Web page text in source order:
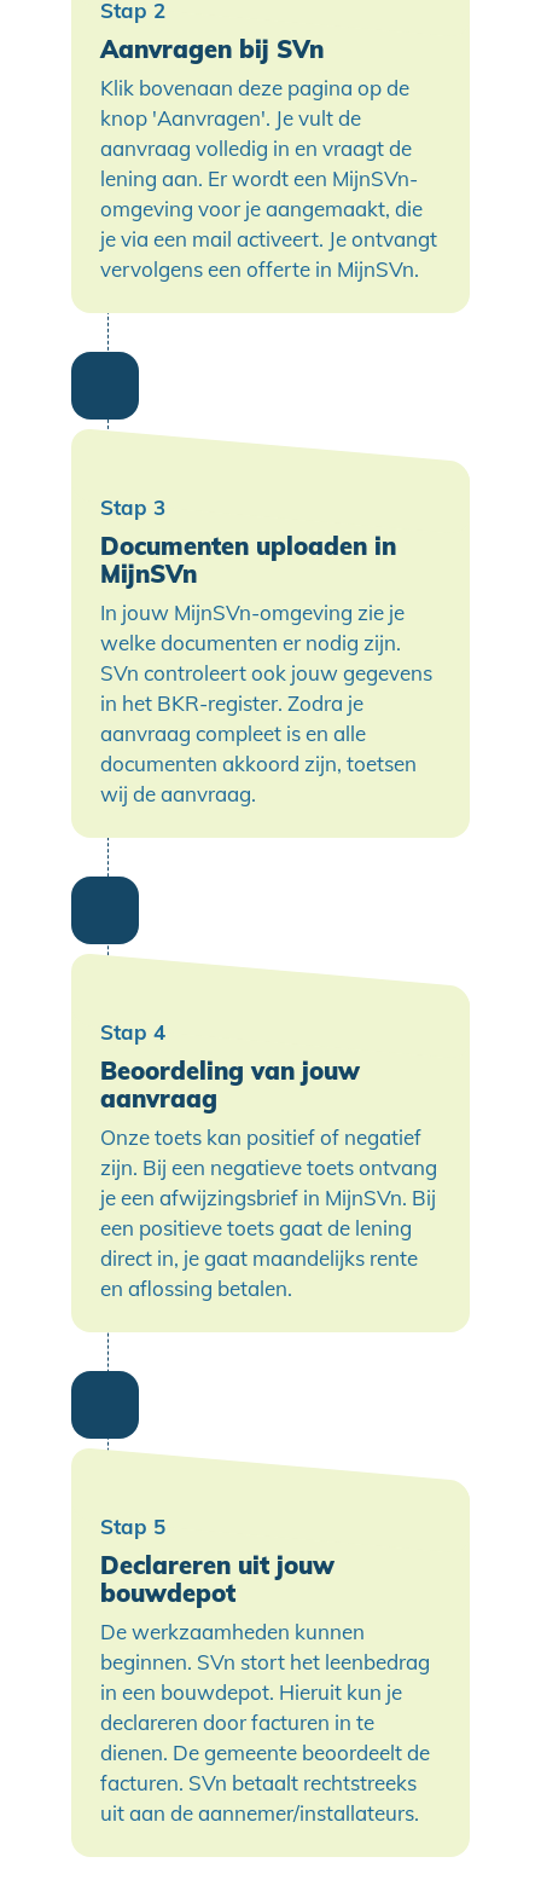
Aanvragen bij SVn
Klik bovenaan deze pagina op de
knop 'Aanvragen'. Je vult de
aanvraag volledig in en vraagt de
lening aan. Er wordt een MijnSVn-
omgeving voor je aangemaakt, die
je via een mail activeert. Je ontvangt
vervolgens een offerte in MijnSVn.
Documenten uploaden in
MijnSVn
In jouw MijnSVn-omgeving zie je
welke documenten er nodig zijn.
SVn controleert ook jouw gegevens
in het BKR-register. Zodra je
aanvraag compleet is en alle
documenten akkoord zijn, toetsen
wij de aanvraag.
Beoordeling van jouw
aanvraag
Onze toets kan positief of negatief
zijn. Bij een negatieve toets ontvang
je een afwijzingsbrief in MijnSVn. Bij
een positieve toets gaat de lening
direct in, je gaat maandelijks rente
en aflossing betalen.
Declareren uit jouw
bouwdepot
De werkzaamheden kunnen
beginnen. SVn stort het leenbedrag
in een bouwdepot. Hieruit kun je
declareren door facturen in te
dienen. De gemeente beoordeelt de
facturen. SVn betaalt rechtstreeks
uit aan de aannemer/installateurs.